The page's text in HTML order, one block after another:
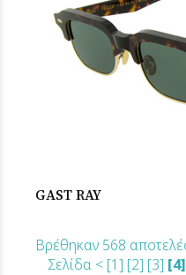
GAST RAY
Βρέθηκαν 568
Σελίδα < [1] [2] [3] [4]